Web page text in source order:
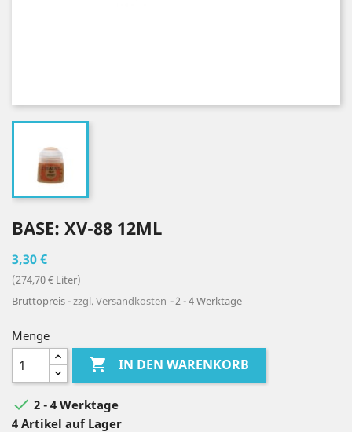
BASE: XV-88 12ML
3,30 €
(274,70 € Liter)
Bruttopreis zzgl. Versandkosten 2 - 4 Werktage
Menge
 IN DEN WARENKORB
 2 - 4 Werktage
4 Artikel auf Lager